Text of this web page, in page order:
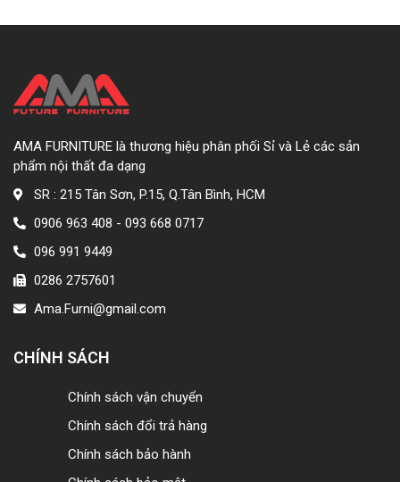
AMA FURNITURE là thương hiệu phân phối Sỉ và Lẻ các sản
phẩm nội thất đa dạng
SR : 215 Tân Sơn, P.15, Q.Tân Bình, HCM
0906 963 408 - 093 668 0717
096 991 9449
0286 2757601
Ama.Furni@gmail.com
CHÍNH SÁCH
Chính sách vận chuyển
Chính sách đổi trả hàng
Chính sách bảo hành